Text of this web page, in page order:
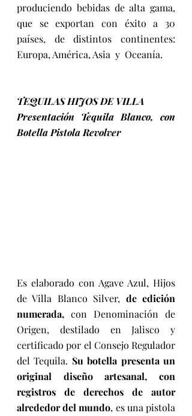
produciendo bebidas de alta gama,
que se exportan con éxito a 30
países, de distintos continentes:
Europa, América, Asia  y  Oceanía.
TEQUILAS HIJOS DE VILLA
Presentación Tequila Blanco, con
Botella Pistola Revolver
Es elaborado con Agave Azul, Hijos
de Villa Blanco Silver, de edición
numerada, con Denominación de
Origen, destilado en Jalisco y
certificado por el Consejo Regulador
del Tequila. Su botella presenta un
original diseño artesanal, con
registros de derechos de autor
alrededor del mundo, es una pistola